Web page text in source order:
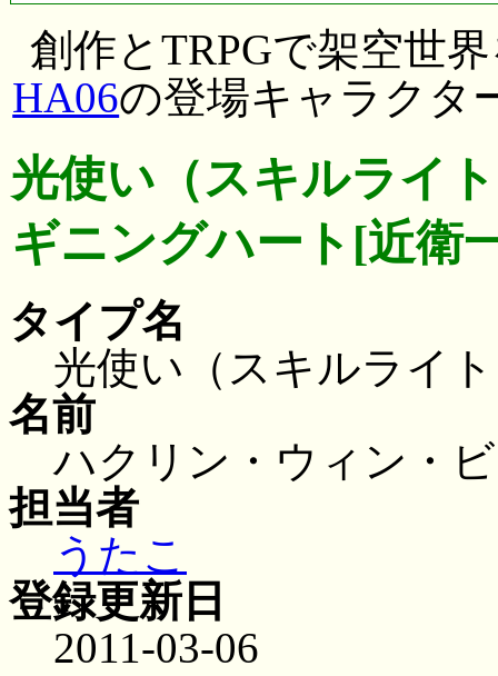
創作とTRPGで架空世
HA06の登場キャラクタ
光使い（スキルライ
ギニングハート[近衛
タイプ名
光使い（スキルライ
名前
ハクリン・ウィン・
担当者
うたこ
登録更新日
2011-03-06